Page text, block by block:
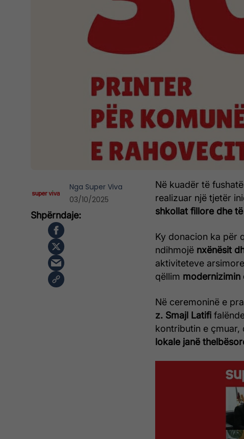
Në kuadër të
realizuar një tjetër
shkollat fillore dhe
Ky donacion ka për
ndihmojë nxënësit
aktiviteteve
qëllim modernizimin
Në ceremoninë e
z. Smajl Latifi
kontributin e çmuar,
lokale janë
Nga Super Viva
03/10/2025